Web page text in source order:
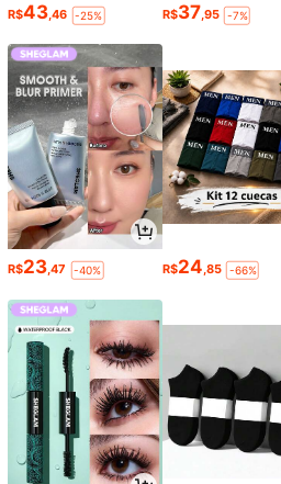
R$43,46 -25% R$37,95 -7%
R$23,47 -40% R$24,85 -66%